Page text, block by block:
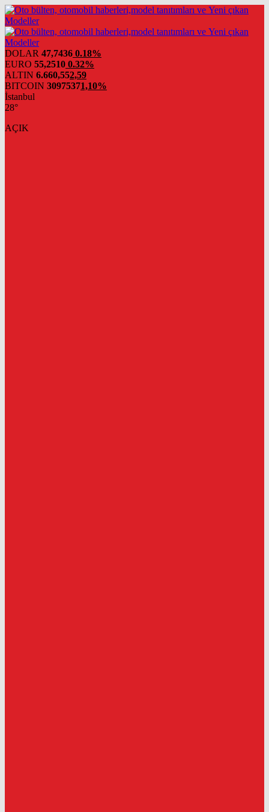
DOLAR 47,7436 0.18%
EURO 55,2510 0.32%
ALTIN 6.660,552,59
BITCOIN 30975371,10%
İstanbul
28°
AÇIK